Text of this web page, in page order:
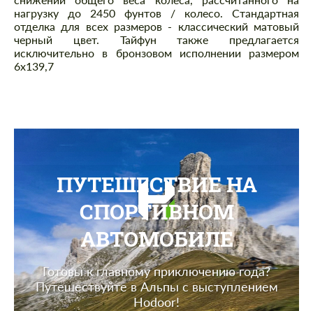
нагрузку до 2450 фунтов / колесо. Стандартная
отделка для всех размеров - классический матовый
черный цвет. Тайфун также предлагается
исключительно в бронзовом исполнении размером
6x139,7
ПУТЕШЕСТВИЕ НА
СПОРТИВНОМ
АВТОМОБИЛЕ
Готовы к главному приключению года?
Путешествуйте в Альпы с выступлением
Hodoor!